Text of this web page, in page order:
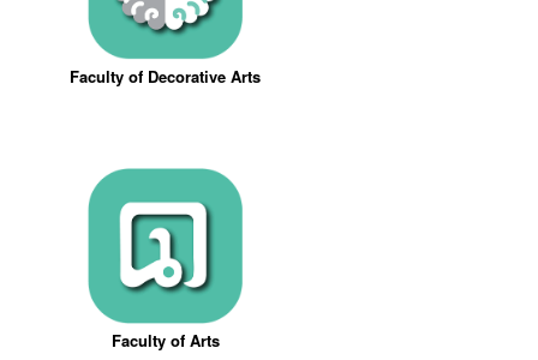
Faculty of Decorative Arts
Faculty of Arts